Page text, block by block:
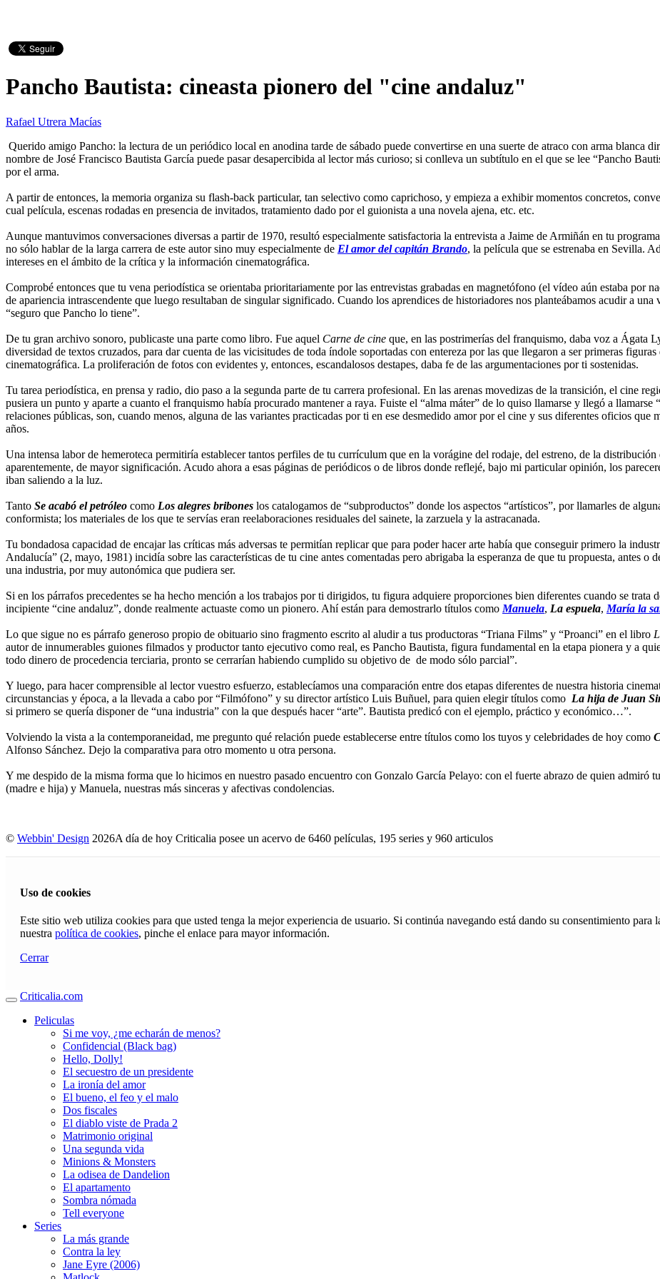
Pancho Bautista: cineasta pionero del "cine andaluz"
Rafael Utrera Macías
Querido amigo Pancho: la lectura de un periódico local en anodina tarde de sábado puede convertirse en una suerte de atraco con arma blanca
nombre de José Francisco Bautista García puede pasar desapercibida al lector más curioso; si conlleva un subtítulo en el que se lee “Pancho
por el arma.
A partir de entonces, la memoria organiza su flash-back particular, tan selectivo como caprichoso, y empieza a exhibir momentos concretos,
cual película, escenas rodadas en presencia de invitados, tratamiento dado por el guionista a una novela ajena, etc. etc.
Aunque mantuvimos conversaciones diversas a partir de 1970, resultó especialmente satisfactoria la entrevista a Jaime de Armiñán en tu
no sólo hablar de la larga carrera de este autor sino muy especialmente de El amor del capitán Brando, la película que se estrenaba en Sevilla.
intereses en el ámbito de la crítica y la información cinematográfica.
Comprobé entonces que tu vena periodística se orientaba prioritariamente por las entrevistas grabadas en magnetófono (el vídeo aún estaba por
de apariencia intrascendente que luego resultaban de singular significado. Cuando los aprendices de historiadores nos planteábamos acudir a
“seguro que Pancho lo tiene”.
De tu gran archivo sonoro, publicaste una parte como libro. Fue aquel Carne de cine que, en las postrimerías del franquismo, daba voz a Ágata
diversidad de textos cruzados, para dar cuenta de las vicisitudes de toda índole soportadas con entereza por las que llegaron a ser primeras
cinematográfica. La proliferación de fotos con evidentes y, entonces, escandalosos destapes, daba fe de las argumentaciones por ti sostenidas.
Tu tarea periodística, en prensa y radio, dio paso a la segunda parte de tu carrera profesional. En las arenas movedizas de la transición, el cine
pusiera un punto y aparte a cuanto el franquismo había procurado mantener a raya. Fuiste el “alma máter” de lo quiso llamarse y llegó a
relaciones públicas, son, cuando menos, alguna de las variantes practicadas por ti en ese desmedido amor por el cine y sus diferentes oficios
años.
Una intensa labor de hemeroteca permitiría establecer tantos perfiles de tu currículum que en la vorágine del rodaje, del estreno, de la
aparentemente, de mayor significación. Acudo ahora a esas páginas de periódicos o de libros donde reflejé, bajo mi particular opinión, los
iban saliendo a la luz.
Tanto Se acabó el petróleo como Los alegres bribones los catalogamos de “subproductos” donde los aspectos “artísticos”, por llamarles de
conformista; los materiales de los que te servías eran reelaboraciones residuales del sainete, la zarzuela y la astracanada.
Tu bondadosa capacidad de encajar las críticas más adversas te permitían replicar que para poder hacer arte había que conseguir primero la
Andalucía” (2, mayo, 1981) incidía sobre las características de tu cine antes comentadas pero abrigaba la esperanza de que tu propuesta, antes o
una industria, por muy autonómica que pudiera ser.
Si en los párrafos precedentes se ha hecho mención a los trabajos por ti dirigidos, tu figura adquiere proporciones bien diferentes cuando se
incipiente “cine andaluz”, donde realmente actuaste como un pionero. Ahí están para demostrarlo títulos como Manuela, La espuela, María la
Lo que sigue no es párrafo generoso propio de obituario sino fragmento escrito al aludir a tus productoras “Triana Films” y “Proanci” en el libro
autor de innumerables guiones filmados y productor tanto ejecutivo como real, es Pancho Bautista, figura fundamental en la etapa pionera y a
todo dinero de procedencia terciaria, pronto se cerrarían habiendo cumplido su objetivo de de modo sólo parcial”.
Y luego, para hacer comprensible al lector vuestro esfuerzo, establecíamos una comparación entre dos etapas diferentes de nuestra historia
circunstancias y época, a la llevada a cabo por “Filmófono” y su director artístico Luis Buñuel, para quien elegir títulos como La hija de Juan
si primero se quería disponer de “una industria” con la que después hacer “arte”. Bautista predicó con el ejemplo, práctico y económico…”.
Volviendo la vista a la contemporaneidad, me pregunto qué relación puede establecerse entre títulos como los tuyos y celebridades de hoy como
Alfonso Sánchez. Dejo la comparativa para otro momento u otra persona.
Y me despido de la misma forma que lo hicimos en nuestro pasado encuentro con Gonzalo García Pelayo: con el fuerte abrazo de quien admiró
(madre e hija) y Manuela, nuestras más sinceras y afectivas condolencias.
© Webbin' Design 2026A día de hoy Criticalia posee un acervo de 6460 películas, 195 series y 960 articulos
Uso de cookies
Este sitio web utiliza cookies para que usted tenga la mejor experiencia de usuario. Si continúa navegando está dando su consentimiento para
nuestra política de cookies, pinche el enlace para mayor información.
Cerrar
Criticalia.com
Peliculas
Si me voy, ¿me echarán de menos?
Confidencial (Black bag)
Hello, Dolly!
El secuestro de un presidente
La ironía del amor
El bueno, el feo y el malo
Dos fiscales
El diablo viste de Prada 2
Matrimonio original
Una segunda vida
Minions & Monsters
La odisea de Dandelion
El apartamento
Sombra nómada
Tell everyone
Series
La más grande
Contra la ley
Jane Eyre (2006)